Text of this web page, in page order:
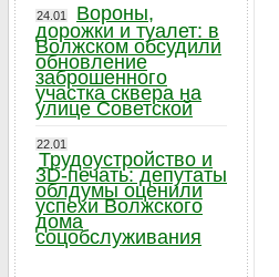
24.01
Вороны,
дорожки и туалет: в
Волжском обсудили
обновление
заброшенного
участка сквера на
улице Советской
22.01
Трудоустройство и
3D-печать: депутаты
облдумы оценили
успехи Волжского
дома
соцобслуживания